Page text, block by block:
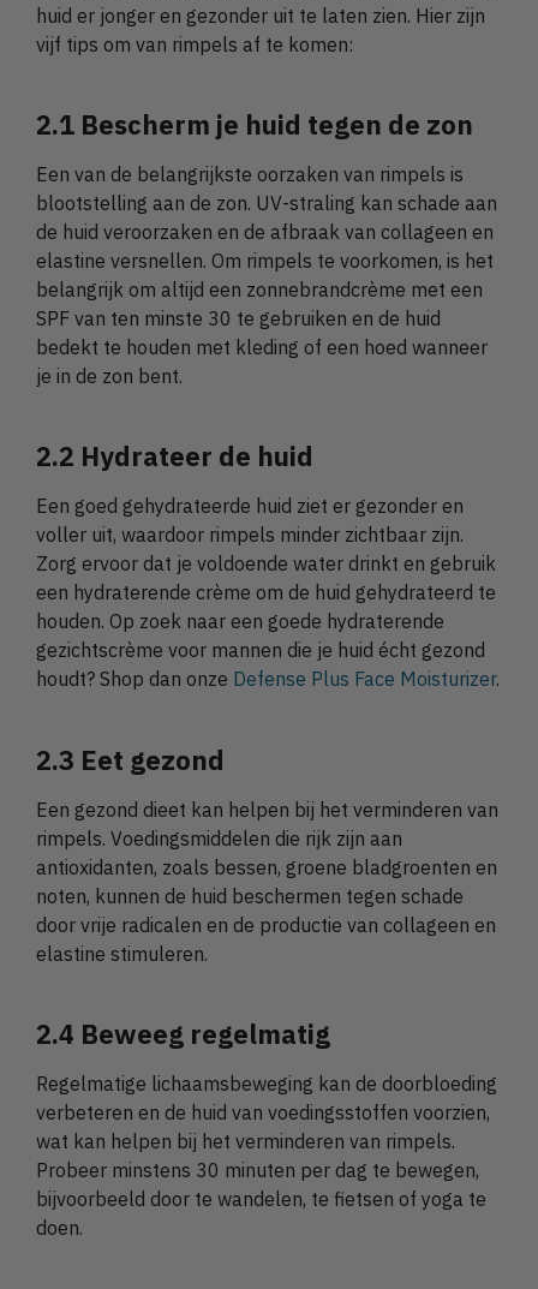
huid er jonger en gezonder uit te laten zien. Hier zijn
vijf tips om van rimpels af te komen:
2.1 Bescherm je huid tegen de zon
Een van de belangrijkste oorzaken van rimpels is
blootstelling aan de zon. UV-straling kan schade aan
de huid veroorzaken en de afbraak van collageen en
elastine versnellen. Om rimpels te voorkomen, is het
belangrijk om altijd een zonnebrandcrème met een
SPF van ten minste 30 te gebruiken en de huid
bedekt te houden met kleding of een hoed wanneer
je in de zon bent.
2.2 Hydrateer de huid
Een goed gehydrateerde huid ziet er gezonder en
voller uit, waardoor rimpels minder zichtbaar zijn.
Zorg ervoor dat je voldoende water drinkt en gebruik
een hydraterende crème om de huid gehydrateerd te
houden. Op zoek naar een goede hydraterende
gezichtscrème voor mannen die je huid écht gezond
houdt? Shop dan onze Defense Plus Face Moisturizer.
2.3 Eet gezond
Een gezond dieet kan helpen bij het verminderen van
rimpels. Voedingsmiddelen die rijk zijn aan
antioxidanten, zoals bessen, groene bladgroenten en
noten, kunnen de huid beschermen tegen schade
door vrije radicalen en de productie van collageen en
elastine stimuleren.
2.4 Beweeg regelmatig
Regelmatige lichaamsbeweging kan de doorbloeding
verbeteren en de huid van voedingsstoffen voorzien,
wat kan helpen bij het verminderen van rimpels.
Probeer minstens 30 minuten per dag te bewegen,
bijvoorbeeld door te wandelen, te fietsen of yoga te
doen.